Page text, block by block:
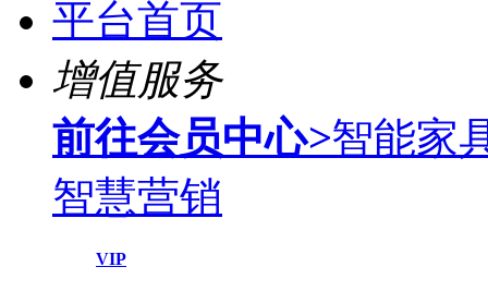
平台首页
增值服务
前往会员中心>智能家
智慧营销
VIP